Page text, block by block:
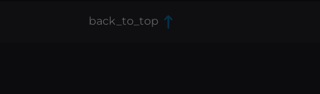
back_to_top